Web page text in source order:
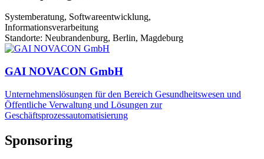
Systemberatung, Softwareentwicklung,
Informationsverarbeitung
Standorte: Neubrandenburg, Berlin, Magdeburg
GAI NOVACON GmbH
Unternehmenslösungen für den Bereich Gesundheitswesen und
Öffentliche Verwaltung und Lösungen zur
Geschäftsprozessautomatisierung
Sponsoring